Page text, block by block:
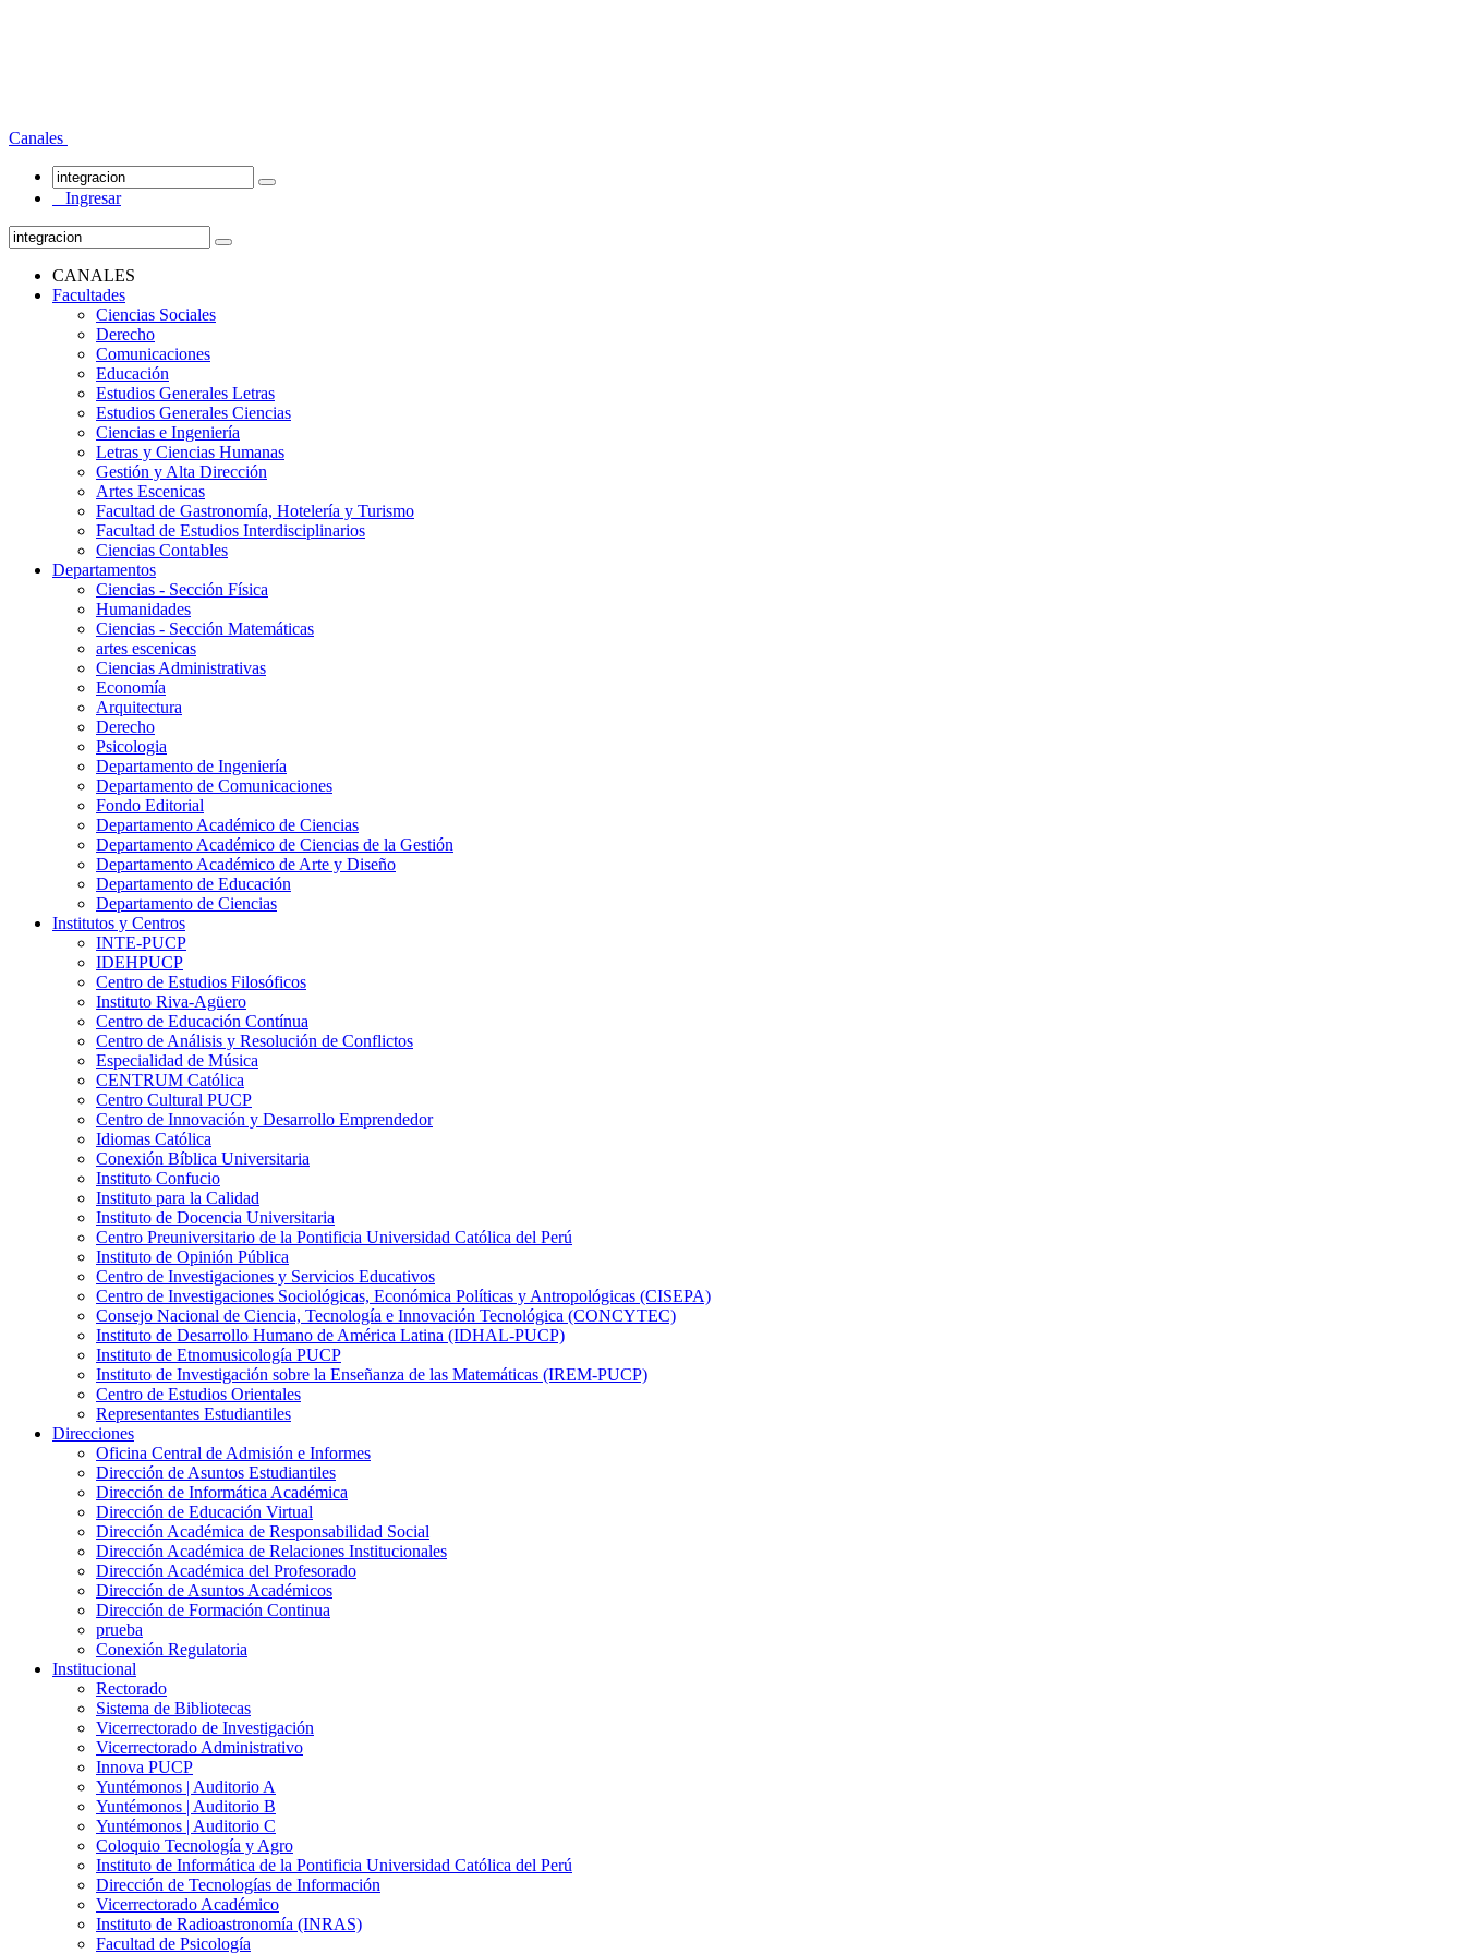
Canales
Ingresar
CANALES
Facultades
Ciencias Sociales
Derecho
Comunicaciones
Educación
Estudios Generales Letras
Estudios Generales Ciencias
Ciencias e Ingeniería
Letras y Ciencias Humanas
Gestión y Alta Dirección
Artes Escenicas
Facultad de Gastronomía, Hotelería y Turismo
Facultad de Estudios Interdisciplinarios
Ciencias Contables
Departamentos
Ciencias - Sección Física
Humanidades
Ciencias - Sección Matemáticas
artes escenicas
Ciencias Administrativas
Economía
Arquitectura
Derecho
Psicologia
Departamento de Ingeniería
Departamento de Comunicaciones
Fondo Editorial
Departamento Académico de Ciencias
Departamento Académico de Ciencias de la Gestión
Departamento Académico de Arte y Diseño
Departamento de Educación
Departamento de Ciencias
Institutos y Centros
INTE-PUCP
IDEHPUCP
Centro de Estudios Filosóficos
Instituto Riva-Agüero
Centro de Educación Contínua
Centro de Análisis y Resolución de Conflictos
Especialidad de Música
CENTRUM Católica
Centro Cultural PUCP
Centro de Innovación y Desarrollo Emprendedor
Idiomas Católica
Conexión Bíblica Universitaria
Instituto Confucio
Instituto para la Calidad
Instituto de Docencia Universitaria
Centro Preuniversitario de la Pontificia Universidad Católica del Perú
Instituto de Opinión Pública
Centro de Investigaciones y Servicios Educativos
Centro de Investigaciones Sociológicas, Económica Políticas y Antropológicas (CISEPA)
Consejo Nacional de Ciencia, Tecnología e Innovación Tecnológica (CONCYTEC)
Instituto de Desarrollo Humano de América Latina (IDHAL-PUCP)
Instituto de Etnomusicología PUCP
Instituto de Investigación sobre la Enseñanza de las Matemáticas (IREM-PUCP)
Centro de Estudios Orientales
Representantes Estudiantiles
Direcciones
Oficina Central de Admisión e Informes
Dirección de Asuntos Estudiantiles
Dirección de Informática Académica
Dirección de Educación Virtual
Dirección Académica de Responsabilidad Social
Dirección Académica de Relaciones Institucionales
Dirección Académica del Profesorado
Dirección de Asuntos Académicos
Dirección de Formación Continua
prueba
Conexión Regulatoria
Institucional
Rectorado
Sistema de Bibliotecas
Vicerrectorado de Investigación
Vicerrectorado Administrativo
Innova PUCP
Yuntémonos | Auditorio A
Yuntémonos | Auditorio B
Yuntémonos | Auditorio C
Coloquio Tecnología y Agro
Instituto de Informática de la Pontificia Universidad Católica del Perú
Dirección de Tecnologías de Información
Vicerrectorado Académico
Instituto de Radioastronomía (INRAS)
Facultad de Psicología